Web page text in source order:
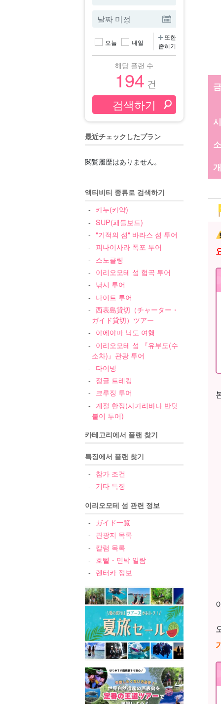
오늘 내일
또한
좁히기
해당 플랜 수
194 건
最近チェックしたプラン
閲覧履歴はありません。
액티비티 종류로 검색하기
카누(카약)
SUP(패들보드)
"기적의 섬" 바라스 섬 투어
피나이사라 폭포 투어
스노클링
이리오모테 섬 협곡 투어
낚시 투어
나이트 투어
西表島貸切（チャーター・
ガイド貸切）ツアー
야에야마 낙도 여행
이리오모테 섬 『유부도(수
소차)』관광 투어
다이빙
정글 트레킹
크루징 투어
계절 한정(사가리바나 반딧
불이 투어)
카테고리에서 플랜 찾기
특징에서 플랜 찾기
참가 조건
기타 특징
이리오모테 섬 관련 정보
ガイド一覧
관광지 목록
칼럼 목록
호텔・민박 일람
렌터카 정보